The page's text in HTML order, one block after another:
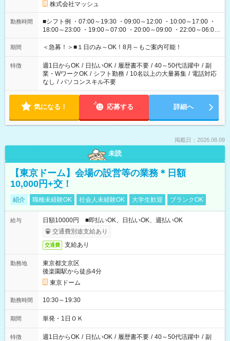
株式会社マッシュ
勤務時間
■シフト例 ・07:00～19:30 ・09:00～12:00 ・10:00～17:00 ・
18:00～23:00 ・19:00～07:00 ・20:00～09:00 ・22:00～06:00
etc ★最短で3時間で5,120円のお仕事から 15時間で2万円近く稼
げるお仕事も！ ご希望のお時間に合わせてご紹介！ ※シフトは
ください！
期間 ＜急募！＞■１日のみ～OK！8月～もご案内可能！
特徴 週1日からOK / 日払いOK / 履歴書不要 / 40～50代活躍中 / 副
業・WワークOK / シフト勤務 / 10名以上の大量募集 / 電話対応
なし / パソコンスキル不要
気になる！ 応募する 詳細へ
掲載日：2026.08.09
未読
【東京ドーム】会場の設営等の業務＊日額
10,000円+交！
紹介 職種未経験OK 社会人未経験OK 大学生歓迎 ブランクOK
給与
日額10000円 ■即払いOK、日払いOK、週払いOK
交通費別途支給あり
交通費 支給あり
勤務地
東京都文京区
後楽園駅から徒歩4分
東京ドーム
勤務時間 10:30～19:30
期間 単発・1日ＯＫ
特徴 週1日からOK / 日払いOK / 履歴書不要 / 40～50代活躍中 / 副